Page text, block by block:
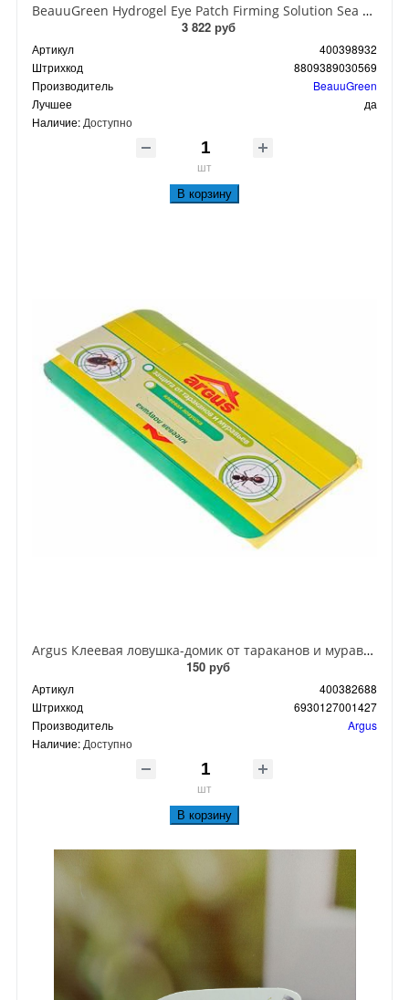
BeauuGreen Hydrogel Eye Patch Firming Solution Sea Cocumber & Black Гидрогелевые патчи для кожи вокруг глаз с экстрактом черного морского огурца 60 шт 90 гр
3 822 руб
Артикул
400398932
Штрихкод
8809389030569
Производитель
BeauuGreen
Лучшее
да
Наличие: Доступно
шт
В корзину
Argus Клеевая ловушка-домик от тараканов и муравьев
150 руб
Артикул
400382688
Штрихкод
6930127001427
Производитель
Argus
Наличие: Доступно
шт
В корзину